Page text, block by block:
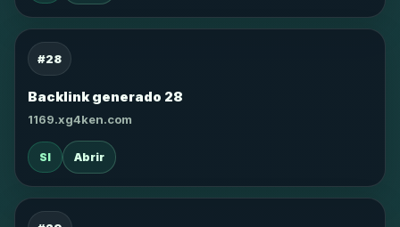
#28
Backlink generado 28
1169.xg4ken.com
SI Abrir